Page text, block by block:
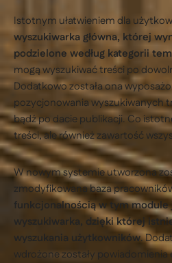
Istotnym ułatwieniem dla
wyszukiwarka główna, której
podzielone według kategorii
mogą wyszukiwać treści po
Dodatkowo została ona
pozycjonowania wyszukiwanych
bądź po dacie publikacji. Co
treści, ale również zawartość
W nowym systemie utworzona
zmodyfikowana baza
funkcjonalnością w tym module
wyszukiwarka, dzięki której
wyszukania użytkowników.
wdrożone zostały